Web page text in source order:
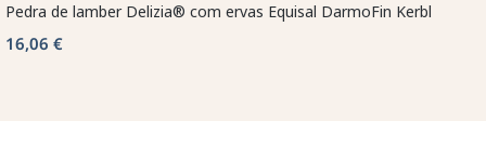
Pedra de lamber Delizia® com ervas Equisal DarmoFin Kerbl
16,06 €